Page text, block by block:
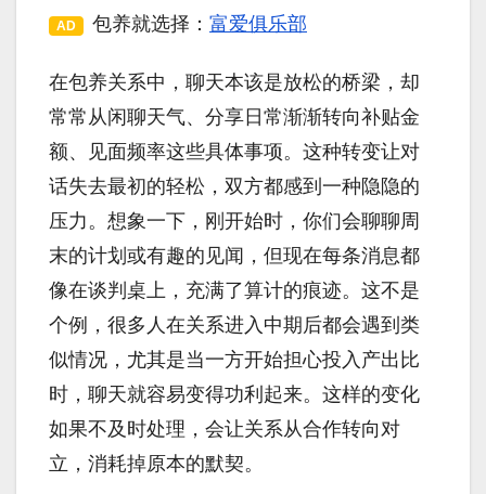
AD 包养就选择： 富爱俱乐部
在包养关系中，聊天本该是放松的桥梁，却
常常从闲聊天气、分享日常渐渐转向补贴金
额、见面频率这些具体事项。这种转变让对
话失去最初的轻松，双方都感到一种隐隐的
压力。想象一下，刚开始时，你们会聊聊周
末的计划或有趣的见闻，但现在每条消息都
像在谈判桌上，充满了算计的痕迹。这不是
个例，很多人在关系进入中期后都会遇到类
似情况，尤其是当一方开始担心投入产出比
时，聊天就容易变得功利起来。这样的变化
如果不及时处理，会让关系从合作转向对
立，消耗掉原本的默契。